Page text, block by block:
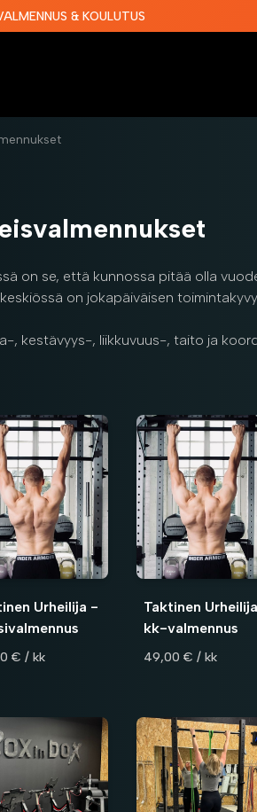
& KOULUTUS
on se, että kunnossa pitää olla
on jokapäiväisen
, kestävyys-, liikkuvuus-, taito ja
Urheilija -
€ / kk
Taktinen
kk-valmennus
49,00 € / kk